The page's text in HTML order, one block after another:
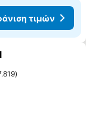
τιμών
αγαπημένα